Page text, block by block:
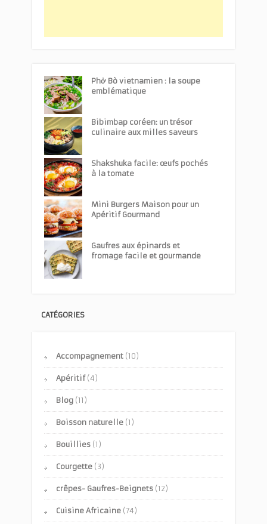
Phở Bò vietnamien : la soupe
emblématique
Bibimbap coréen: un trésor
culinaire aux milles saveurs
Shakshuka facile: œufs pochés
à la tomate
Mini Burgers Maison pour un
Apéritif Gourmand
Gaufres aux épinards et
fromage facile et gourmande
CATÉGORIES
Accompagnement (10)
Apéritif(4)
Blog (11)
Boisson naturelle (1)
Bouillies (1)
Courgette (3)
crêpes- Gaufres-Beignets (12)
Cuisine Africaine (74)